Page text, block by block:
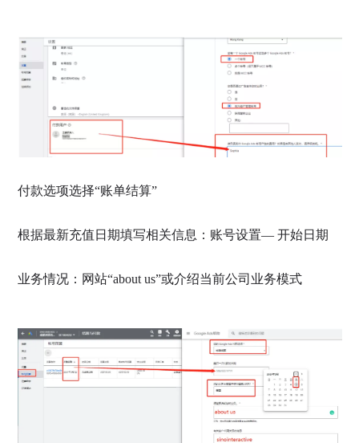
付款选项选择“账单结算”
根据最新充值日期填写相关信息：账号设置— 开始日期
业务情况：网站“about us”或介绍当前公司业务模式